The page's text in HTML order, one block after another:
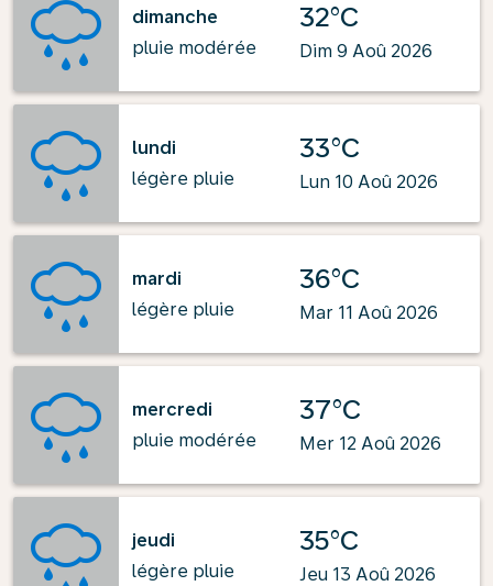
dimanche
pluie modérée
32°C
Dim 9 Aoû 2026
lundi
légère pluie
33°C
Lun 10 Aoû 2026
mardi
légère pluie
36°C
Mar 11 Aoû 2026
mercredi
pluie modérée
37°C
Mer 12 Aoû 2026
jeudi
légère pluie
35°C
Jeu 13 Aoû 2026